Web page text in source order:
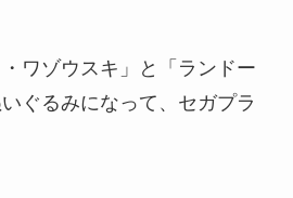
ワゾウスキ」と「ランドー
ぐるみになって、セガプラ